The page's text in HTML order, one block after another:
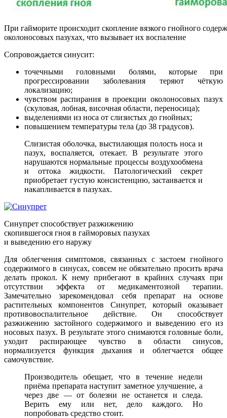
При гайморите происходит скопление вязкого гнойного
околоносовых пазухах, что вызывает их воспаление
Сопровождается синусит:
точечными головными болями, которые при
прогрессировании заболевания теряют чёткую
локализацию;
чувством распирания в проекции околоносовых пазух
(скуловая, лобная, височная области, переносица);
выделениями из носа от слизистых до гнойных;
повышением температуры тела (до 38 градусов).
Слизистая оболочка, выстилающая полость носа и
пазух, воспаляется, отекает. В результате этого
нарушаются нормальные процессы воздухообмена
и оттока жидкости. Патологический секрет
приобретает густую консистенцию, застаивается и
накапливается в пазухах.
Синупрет способствует разжижению
скопившегося гноя в гайморовых пазухах
и выведению его наружу
Для облегчения симптомов, связанных с застоем гнойного
содержимого в синусах, совсем не обязательно просить врача
делать прокол. К нему прибегают в крайних случаях при
отсутствии эффекта от медикаментозной терапии.
Замечательно зарекомендовал себя препарат на основе
растительных компонентов Синупрет, который оказывает
противовоспалительное действие. Он способствует
разжижению застойного содержимого и выведению его из
носовых пазух. В результате этого снимаются головные боли,
уходит распирающее чувство в области синусов,
нормализуется функция дыхания и облегчается общее
самочувствие.
Производитель обещает, что в течение недели
приёма препарата наступит заметное улучшение, а
через две — от болезни не останется и следа.
Верить ему или нет, дело каждого. Но
попробовать средство стоит.